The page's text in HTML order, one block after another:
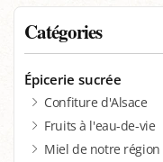
Catégories
Épicerie sucrée
Confiture d'Alsace
Fruits à l'eau-de-vie
Miel de notre région